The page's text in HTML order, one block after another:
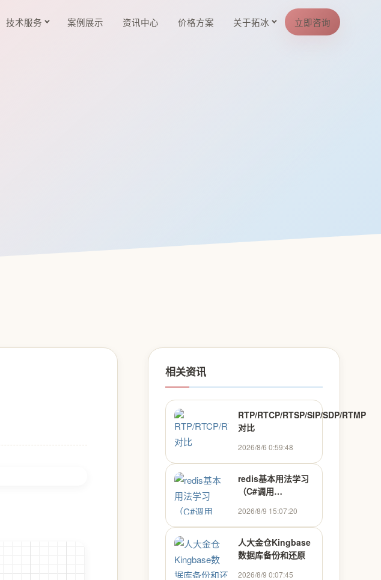
技术服务 案例展示 资讯中心 价格方案 关于拓冰 立即咨询
相关资讯
RTP/RTCP/RTSP/SIP/SDP/RTMP
对比
2026/8/6 0:59:48
redis基本用法学习
（C#调用
redis）
2026/8/9 15:07:20
人大金仓Kingbase
数据库备份和还原
2026/8/9 0:07:45